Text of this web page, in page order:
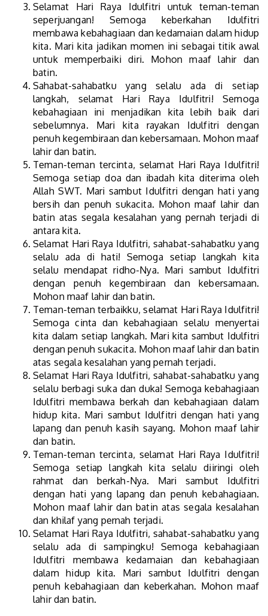
Selamat Hari Raya Idulfitri untuk teman-teman
seperjuangan! Semoga keberkahan Idulfitri
membawa kebahagiaan dan kedamaian dalam hidup
kita. Mari kita jadikan momen ini sebagai titik awal
untuk memperbaiki diri. Mohon maaf lahir dan
batin.
Sahabat-sahabatku yang selalu ada di setiap
langkah, selamat Hari Raya Idulfitri! Semoga
kebahagiaan ini menjadikan kita lebih baik dari
sebelumnya. Mari kita rayakan Idulfitri dengan
penuh kegembiraan dan kebersamaan. Mohon maaf
lahir dan batin.
Teman-teman tercinta, selamat Hari Raya Idulfitri!
Semoga setiap doa dan ibadah kita diterima oleh
Allah SWT. Mari sambut Idulfitri dengan hati yang
bersih dan penuh sukacita. Mohon maaf lahir dan
batin atas segala kesalahan yang pernah terjadi di
antara kita.
Selamat Hari Raya Idulfitri, sahabat-sahabatku yang
selalu ada di hati! Semoga setiap langkah kita
selalu mendapat ridho-Nya. Mari sambut Idulfitri
dengan penuh kegembiraan dan kebersamaan.
Mohon maaf lahir dan batin.
Teman-teman terbaikku, selamat Hari Raya Idulfitri!
Semoga cinta dan kebahagiaan selalu menyertai
kita dalam setiap langkah. Mari kita sambut Idulfitri
dengan penuh sukacita. Mohon maaf lahir dan batin
atas segala kesalahan yang pernah terjadi.
Selamat Hari Raya Idulfitri, sahabat-sahabatku yang
selalu berbagi suka dan duka! Semoga kebahagiaan
Idulfitri membawa berkah dan kebahagiaan dalam
hidup kita. Mari sambut Idulfitri dengan hati yang
lapang dan penuh kasih sayang. Mohon maaf lahir
dan batin.
Teman-teman tercinta, selamat Hari Raya Idulfitri!
Semoga setiap langkah kita selalu diiringi oleh
rahmat dan berkah-Nya. Mari sambut Idulfitri
dengan hati yang lapang dan penuh kebahagiaan.
Mohon maaf lahir dan batin atas segala kesalahan
dan khilaf yang pernah terjadi.
Selamat Hari Raya Idulfitri, sahabat-sahabatku yang
selalu ada di sampingku! Semoga kebahagiaan
Idulfitri membawa kedamaian dan kebahagiaan
dalam hidup kita. Mari sambut Idulfitri dengan
penuh kebahagiaan dan keberkahan. Mohon maaf
lahir dan batin.